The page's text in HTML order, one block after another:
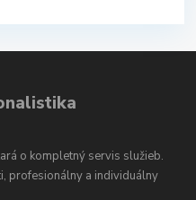
o kompletný servis služieb.
profesionálny a individuálny